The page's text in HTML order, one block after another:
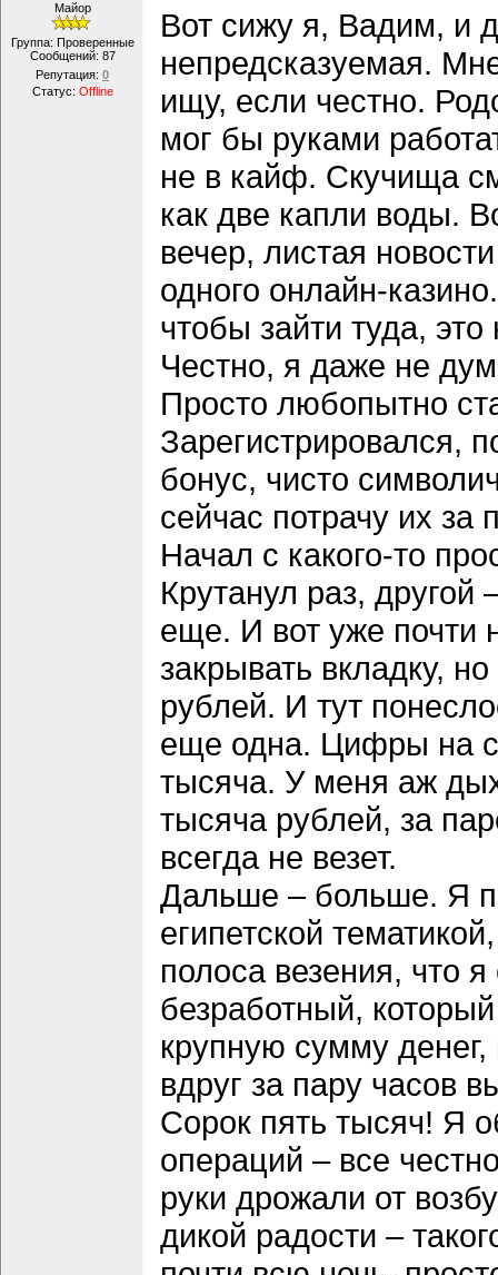
Майор
Группа: Проверенные
Сообщений: 87
Репутация: 0
Статус: Offline
Вот сижу я, Вадим, и
непредсказуемая.
ищу, если честно.
мог бы руками
не в кайф. Скучища
как две капли воды.
вечер, листая
одного онлайн-
чтобы зайти туда,
Честно, я даже не
Просто любопытно
Зарегистрировался,
бонус, чисто
сейчас потрачу их за
Начал с какого-то
Крутанул раз,
еще. И вот уже почти
закрывать вкладку,
рублей. И тут
еще одна. Цифры на
тысяча. У меня аж
тысяча рублей, за
всегда не везет.
Дальше – больше. Я
египетской
полоса везения, что
безработный,
крупную сумму
вдруг за пару часов
Сорок пять тысяч! Я
операций – все
руки дрожали от
дикой радости –